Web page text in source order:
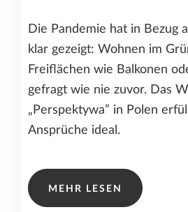
Die Pandemie hat in Bezug
klar gezeigt: Wohnen im
Freiflächen wie Balkonen
gefragt wie nie zuvor. Das
„Perspektywa” in Polen
Ansprüche ideal.
MEHR LESEN